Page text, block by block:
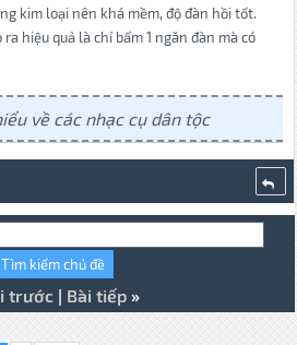
kim loại nên khá mềm, độ đàn hồi tốt.
hiệu quả là chỉ bấm 1 ngăn đàn mà có
về các nhạc cụ dân tộc
trước| Bài tiếp»